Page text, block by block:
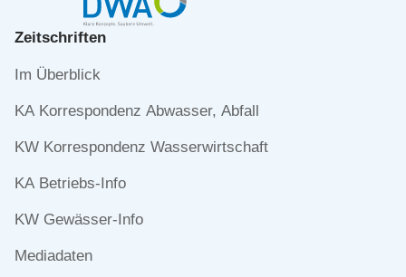
Zeitschriften
Navigation
Im Überblick
KA Korrespondenz Abwasser, Abfall
KW Korrespondenz Wasserwirtschaft
KA Betriebs-Info
KW Gewässer-Info
Mediadaten